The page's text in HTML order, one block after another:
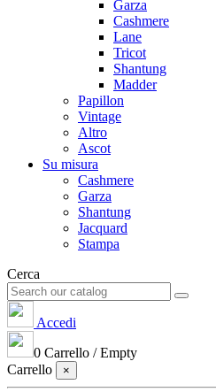
Garza
Cashmere
Lane
Tricot
Shantung
Madder
Papillon
Vintage
Altro
Ascot
Su misura
Cashmere
Garza
Shantung
Jacquard
Stampa
Cerca
Accedi
0 Carrello /Empty
Carrello
×